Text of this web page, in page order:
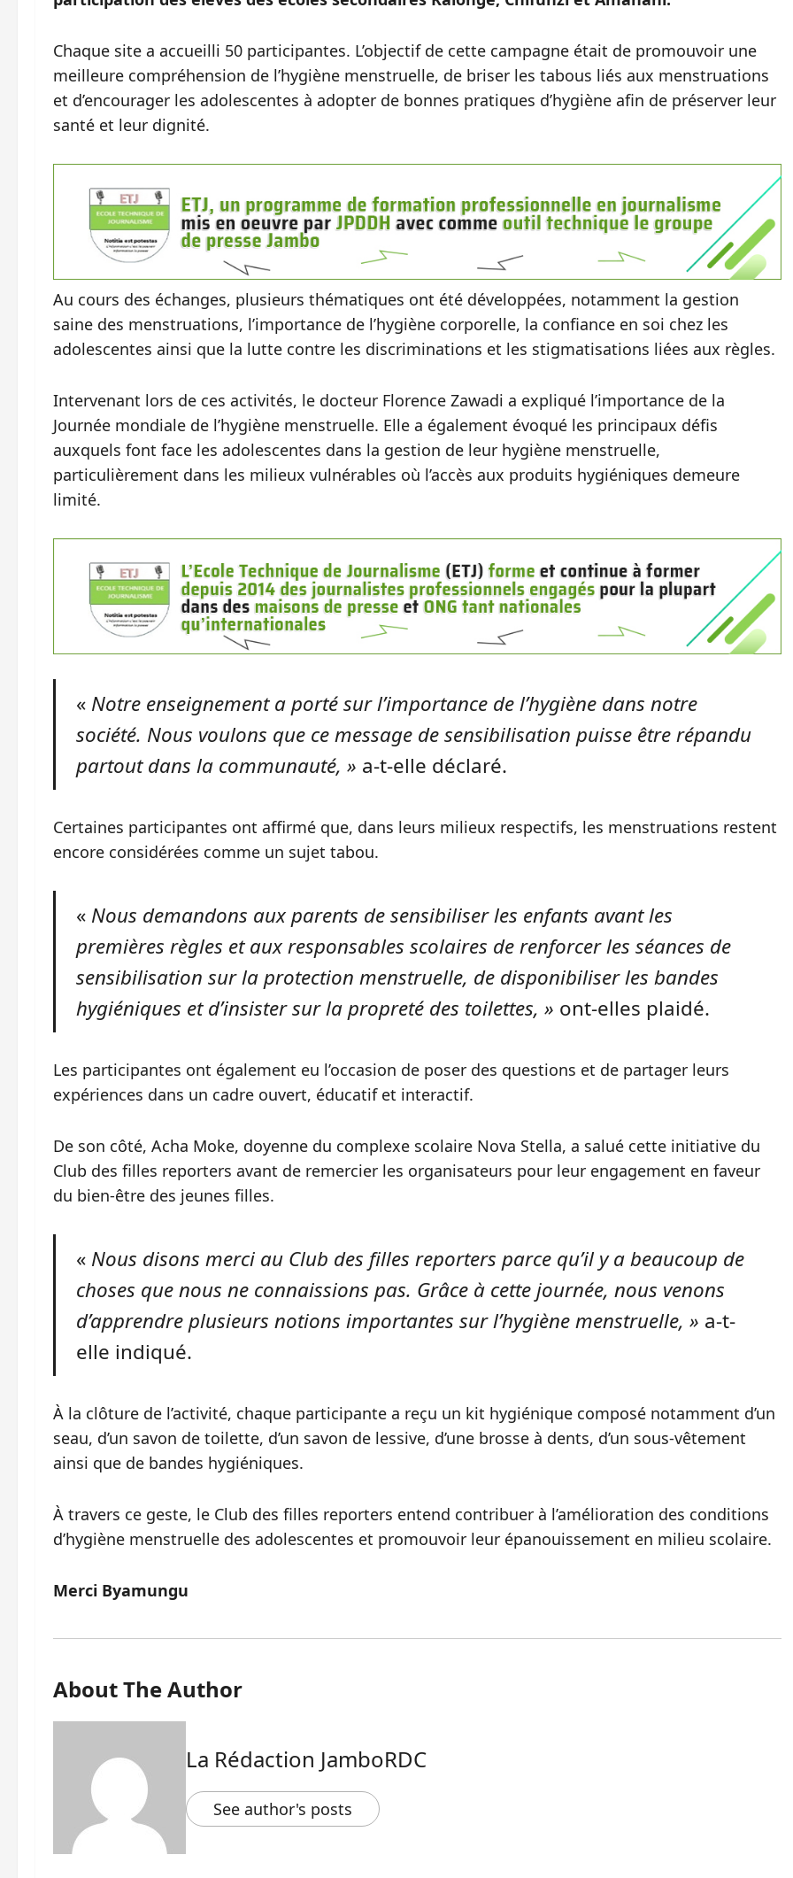
Chaque site a accueilli 50 participantes. L’objectif de cette campagne était de promouvoir une
meilleure compréhension de l’hygiène menstruelle, de briser les tabous liés aux menstruations
et d’encourager les adolescentes à adopter de bonnes pratiques d’hygiène afin de préserver leur
santé et leur dignité.
Au cours des échanges, plusieurs thématiques ont été développées, notamment la gestion
saine des menstruations, l’importance de l’hygiène corporelle, la confiance en soi chez les
adolescentes ainsi que la lutte contre les discriminations et les stigmatisations liées aux règles.
Intervenant lors de ces activités, le docteur Florence Zawadi a expliqué l’importance de la
Journée mondiale de l’hygiène menstruelle. Elle a également évoqué les principaux défis
auxquels font face les adolescentes dans la gestion de leur hygiène menstruelle,
particulièrement dans les milieux vulnérables où l’accès aux produits hygiéniques demeure
limité.
« Notre enseignement a porté sur l’importance de l’hygiène dans notre
société. Nous voulons que ce message de sensibilisation puisse être répandu
partout dans la communauté, » a-t-elle déclaré.
Certaines participantes ont affirmé que, dans leurs milieux respectifs, les menstruations restent
encore considérées comme un sujet tabou.
« Nous demandons aux parents de sensibiliser les enfants avant les
premières règles et aux responsables scolaires de renforcer les séances de
sensibilisation sur la protection menstruelle, de disponibiliser les bandes
hygiéniques et d’insister sur la propreté des toilettes, » ont-elles plaidé.
Les participantes ont également eu l’occasion de poser des questions et de partager leurs
expériences dans un cadre ouvert, éducatif et interactif.
De son côté, Acha Moke, doyenne du complexe scolaire Nova Stella, a salué cette initiative du
Club des filles reporters avant de remercier les organisateurs pour leur engagement en faveur
du bien-être des jeunes filles.
« Nous disons merci au Club des filles reporters parce qu’il y a beaucoup de
choses que nous ne connaissions pas. Grâce à cette journée, nous venons
d’apprendre plusieurs notions importantes sur l’hygiène menstruelle, » a-t-
elle indiqué.
À la clôture de l’activité, chaque participante a reçu un kit hygiénique composé notamment d’un
seau, d’un savon de toilette, d’un savon de lessive, d’une brosse à dents, d’un sous-vêtement
ainsi que de bandes hygiéniques.
À travers ce geste, le Club des filles reporters entend contribuer à l’amélioration des conditions
d’hygiène menstruelle des adolescentes et promouvoir leur épanouissement en milieu scolaire.
Merci Byamungu
About The Author
La Rédaction JamboRDC
See author's posts